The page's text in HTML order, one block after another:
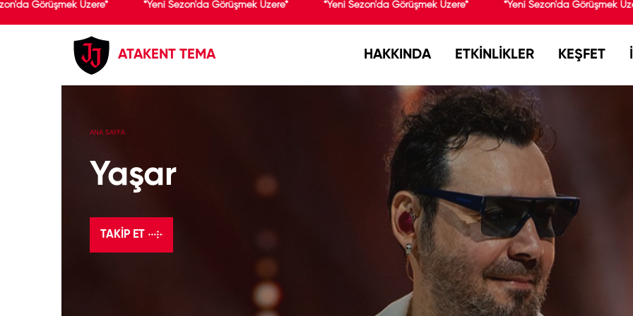
Görüşmek Üzere* *Yeni Sezon'da Görüşmek Üzere* *Yeni Sezon'da Görüşmek Üzere* *Yeni Sezon'da Görüşmek
ATAKENT TEMA HAKKINDA ETKİNLİKLER KEŞFET
ANA SAYFA
Yaşar
TAKIP ET